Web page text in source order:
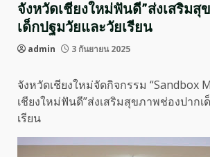
จังหวัดเชียงใหม่ฟันดี”ส่งเสริมสุ
เด็กปฐมวัยและวัยเรียน
admin 3 กันยายน 2025
จังหวัดเชียงใหม่จัดกิจกรรม “Sandbox
เชียงใหม่ฟันดี”ส่งเสริมสุขภาพช่องปากเ
เรียน